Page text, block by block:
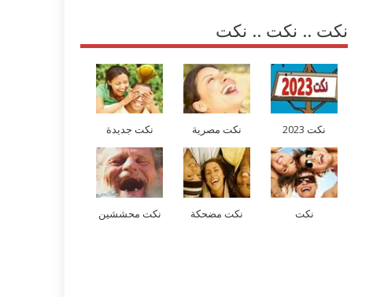
نكت .. نكت .. نكت
نكت 2023 نكت مصرية نكت جديدة
نكت نكت مضحكة نكت محششين